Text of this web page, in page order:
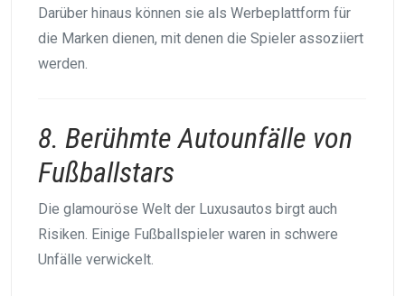
Darüber hinaus können sie als Werbeplattform für
die Marken dienen, mit denen die Spieler assoziiert
werden.
8. Berühmte Autounfälle von
Fußballstars
Die glamouröse Welt der Luxusautos birgt auch
Risiken. Einige Fußballspieler waren in schwere
Unfälle verwickelt.